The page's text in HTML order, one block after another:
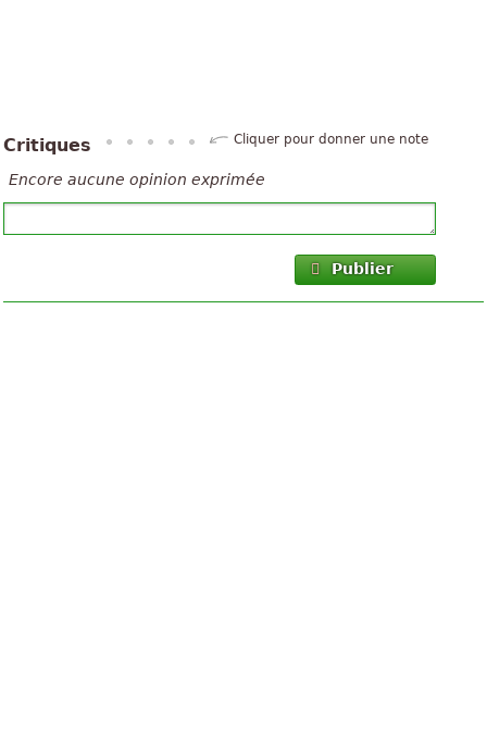
Critiques Cliquer pour donner une note
Encore aucune opinion exprimée
Publier